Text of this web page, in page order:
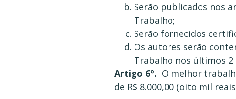
Serão publicados nos
Trabalho;
Serão fornecidos
Os autores serão
Trabalho nos últimos 2
Artigo 6º. O melhor
de R$ 8.000,00 (oito mil